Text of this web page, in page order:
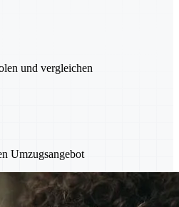
und vergleichen
Umzugsangebot